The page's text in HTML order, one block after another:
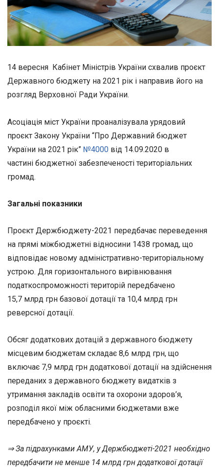
14 вересня Кабінет Міністрів України схвалив проєкт
Державного бюджету на 2021 рік і направив його на
розгляд Верховної Ради України.
Асоціація міст України проаналізувала урядовий
проєкт Закону України “Про Державний бюджет
України на 2021 рік” №4000 від 14.09.2020 в
частині бюджетної забезпеченості територіальних
громад.
Загальні показники
Проєкт Держбюджету-2021 передбачає переведення
на прямі міжбюджетні відносини 1438 громад, що
відповідає новому адміністративно-територіальному
устрою. Для горизонтального вирівнювання
податкоспроможності територій передбачено
15,7 млрд грн базової дотації та 10,4 млрд грн
реверсної дотації.
Обсяг додаткових дотацій з державного бюджету
місцевим бюджетам складає 8,6 млрд грн, що
включає 7,9 млрд грн додаткової дотації на здійснення
переданих з державного бюджету видатків з
утримання закладів освіти та охорони здоров’я,
розподіл якої між обласними бюджетами вже
передбачено у проєкті.
⇒ За підрахунками АМУ, у Держбюджеті-2021 необхідно
передбачити не менше 14 млрд грн додаткової дотації